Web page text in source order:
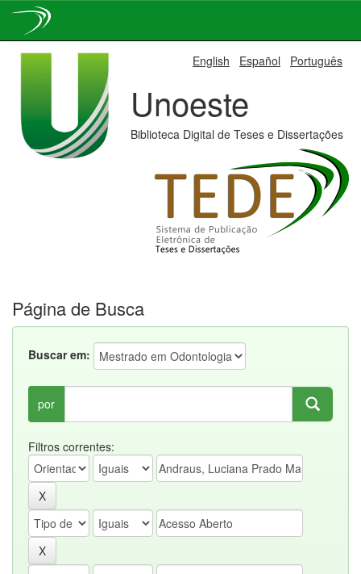
English Español Português
Unoeste
Biblioteca Digital de Teses e Dissertações
Página de Busca
Buscar em:
por
Filtros correntes: